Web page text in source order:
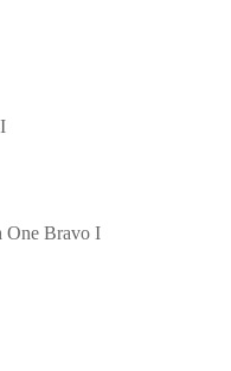
One Bravo I